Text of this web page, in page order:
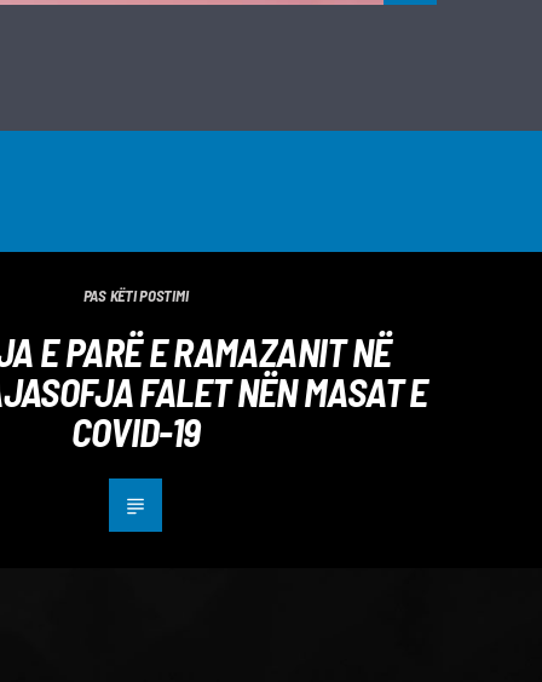
PAS KËTI POSTIMI
E PARË E RAMAZANIT NË
FALET NËN MASAT E
COVID-19